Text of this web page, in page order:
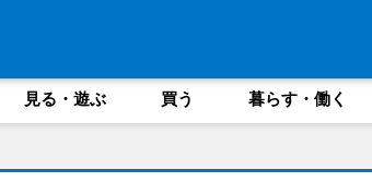
見る・遊ぶ 買う 暮らす・働く